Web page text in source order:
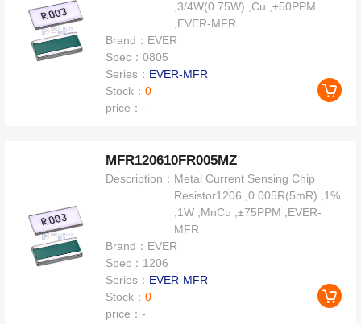
,3/4W(0.75W) ,Cu ,±50PPM
,EVER-MFR
Brand： EVER
Spec：0805
Series： EVER-MFR
Stock：0
price：-
MFR120610FR005MZ
Description： Metal Current Sensing Chip
Resistor1206 ,0.005R(5mR) ,1%
,1W ,MnCu ,±75PPM ,EVER-
MFR
Brand： EVER
Spec： 1206
Series： EVER-MFR
Stock：0
price：-